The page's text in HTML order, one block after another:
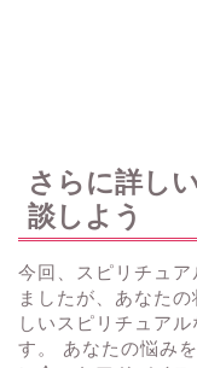
さらに詳し
談しよう
今回、スピリチュ
ましたが、あなた
しいスピリチュア
す。 あなたの悩み